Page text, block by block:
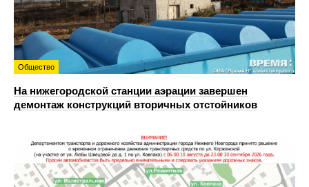
Общество
На нижегородской станции аэрации завершен
демонтаж конструкций вторичных отстойников